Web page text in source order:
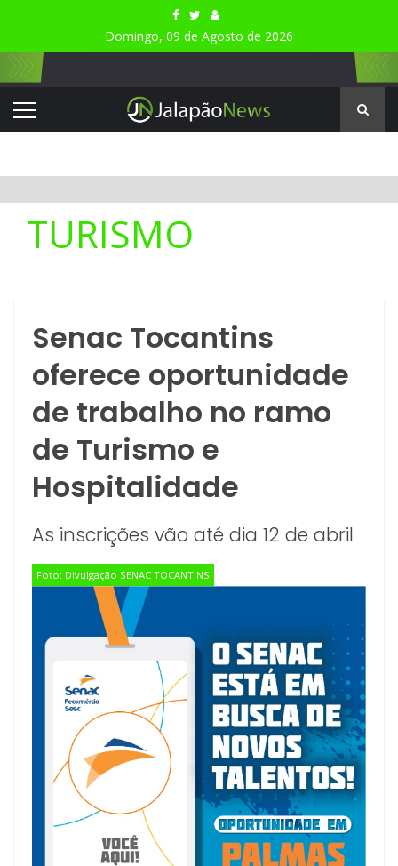
Domingo, 09 de Agosto de 2026
TURISMO
Senac Tocantins
oferece oportunidade
de trabalho no ramo
de Turismo e
Hospitalidade
As inscrições vão até dia 12 de abril
Foto: Divulgação SENAC TOCANTINS